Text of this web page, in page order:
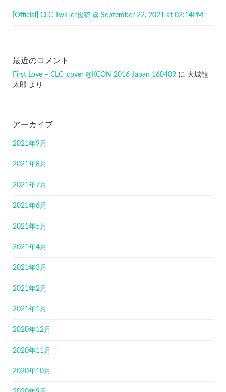
[Official] CLC Twitter投稿 @ September 22, 2021 at 02:14PM
最近のコメント
First Love – CLC .cover @KCON 2016 Japan 160409 に 大城龍
太郎 より
アーカイブ
2021年9月
2021年8月
2021年7月
2021年6月
2021年5月
2021年4月
2021年3月
2021年2月
2021年1月
2020年12月
2020年11月
2020年10月